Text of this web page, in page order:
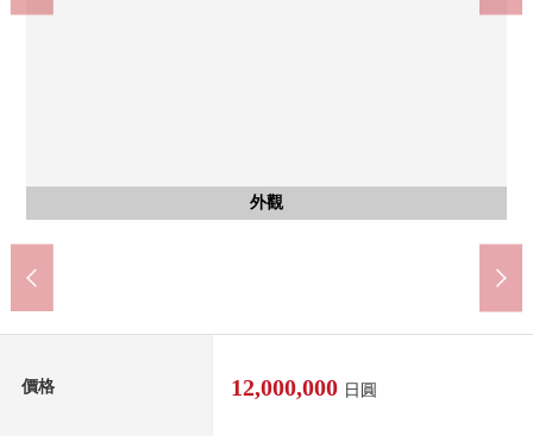
外觀
入口
入口
共有部分
集合信箱
共有部分
名牌
外觀
外觀
外觀
其他當地
前面道路
其他當地
前面道路
Coop禦所南(約280m)
7-Eleven京都東洞院推小徑商店(約200m)
京都東洞院推小徑郵局(約210m)
京都市立禦所南小學(約580m)
京都市立京都御池中學(約510m)
價格 12,000,000 日圓